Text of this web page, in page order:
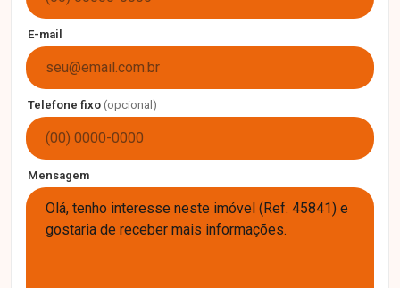
E-mail
Telefone fixo (opcional)
Mensagem